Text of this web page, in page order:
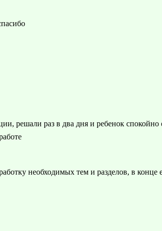
решали раз в два дня и ребенок
необходимых тем и разделов, в конце